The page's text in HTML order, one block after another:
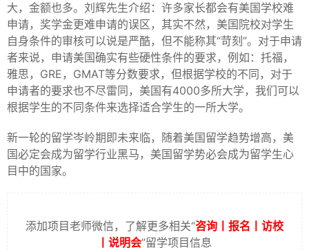
大，金额也多。刘辉先生介绍：许多家长都会有美国学校难
申请，奖学金更难申请的误区，其实不然，美国院校对学生
自身条件的审核可以说是严酷，但不能称其“苛刻”。对于申请
者来说，申请美国确实有些硬性条件的要求，例如：托福，
雅思，GRE，GMAT等分数要求，但根据学校的不同，对于
申请者的要求也不尽雷同，美国有4000多所大学，我们可以
根据学生的不同条件来选择适合学生的一所大学。
新一轮的留学岑岭期即未来临，随着美国留学趋势增高，美
国必定会成为留学行业黑马，美国留学势必会成为留学生心
目中的国家。
添加项目老师微信，了解更多相关“咨询丨报名丨访校
丨说明会”留学项目信息